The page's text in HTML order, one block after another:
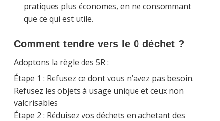
pratiques plus économes, en ne consommant
que ce qui est utile.
Comment tendre vers le 0 déchet ?
Adoptons la règle des 5R :
Étape 1 : Refusez ce dont vous n’avez pas besoin.
Refusez les objets à usage unique et ceux non
valorisables
Étape 2 : Réduisez vos déchets en achetant des